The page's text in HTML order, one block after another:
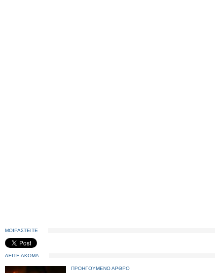
ΜΟΙΡΑΣΤΕΙΤΕ
ΔΕΙΤΕ ΑΚΟΜΑ
ΠΡΟΗΓΟΥΜΕΝΟ ΑΡΘΡΟ